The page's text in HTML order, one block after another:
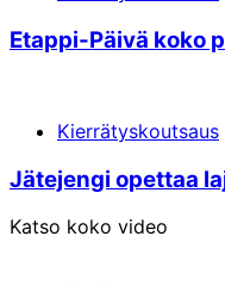
Etappi-Päivä koko
Kierrätyskoutsaus
Jätejengi opettaa
Katso koko video